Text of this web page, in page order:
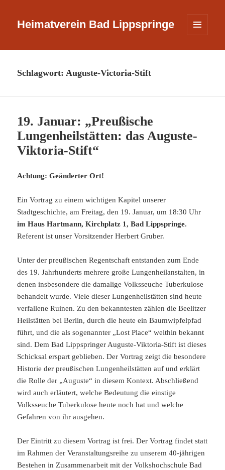
Heimatverein Bad Lippspringe
WIDGETS
Schlagwort:Auguste-Victoria-Stift
19. Januar: „Preußische
Lungenheilstätten: das Auguste-
Viktoria-Stift“
Achtung: Geänderter Ort!
Ein Vortrag zu einem wichtigen Kapitel unserer
Stadtgeschichte, am Freitag, den 19. Januar, um 18:30 Uhr
im Haus Hartmann, Kirchplatz 1, Bad Lippspringe.
Referent ist unser Vorsitzender Herbert Gruber.
Unter der preußischen Regentschaft entstanden zum Ende
des 19. Jahrhunderts mehrere große Lungenheilanstalten, in
denen insbesondere die damalige Volksseuche Tuberkulose
behandelt wurde. Viele dieser Lungenheilstätten sind heute
verfallene Ruinen. Zu den bekanntesten zählen die Beelitzer
Heilstätten bei Berlin, durch die heute ein Baumwipfelpfad
führt, und die als sogenannter „Lost Place“ weithin bekannt
sind. Dem Bad Lippspringer Auguste-Viktoria-Stift ist dieses
Schicksal erspart geblieben. Der Vortrag zeigt die besondere
Historie der preußischen Lungenheilstätten auf und erklärt
die Rolle der „Auguste“ in diesem Kontext. Abschließend
wird auch erläutert, welche Bedeutung die einstige
Volksseuche Tuberkulose heute noch hat und welche
Gefahren von ihr ausgehen.
Der Eintritt zu diesem Vortrag ist frei. Der Vortrag findet statt
im Rahmen der Veranstaltungsreihe zu unserem 40-jährigen
Bestehen in Zusammenarbeit mit der Volkshochschule Bad